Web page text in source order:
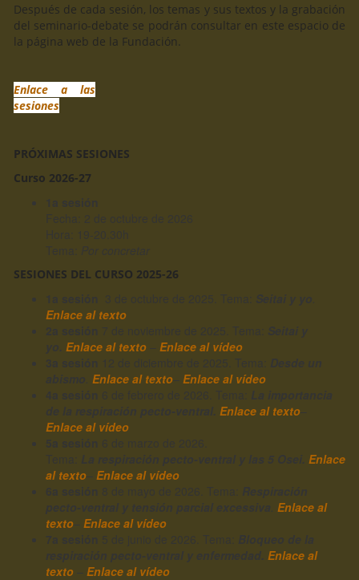
Después de cada sesión, los temas y sus textos y la grabación
del seminario-debate se podrán consultar en este espacio de
la página web de la Fundación.
Enlace a las
sesiones
PRÓXIMAS SESIONES
Curso 2026-27
SESIONES DEL CURSO 2025-26
Enlace al texto
Enlace al texto
Enlace al vídeo
Enlace al texto– Enlace al vídeo
Enlace al texto–
Enlace al vídeo
Enlace
al texto– Enlace al vídeo
Enlace al
texto– Enlace al vídeo
Enlace al
texto
Enlace al vídeo